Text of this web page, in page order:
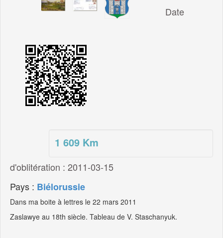
1 609 Km
Date
d'oblitération : 2011-03-15
Pays : Biélorussie
Dans ma boite à lettres le 22 mars 2011
Zaslawye au 18th siècle. Tableau de V. Staschanyuk.